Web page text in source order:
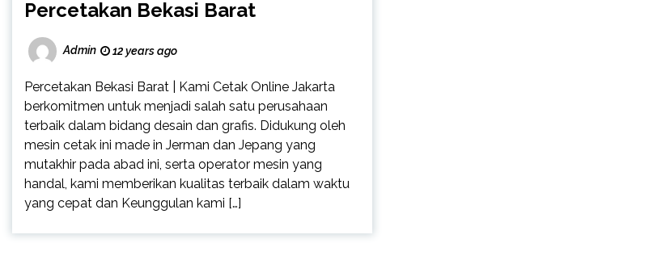
Percetakan Bekasi Barat
Admin 12 years ago
Percetakan Bekasi Barat | Kami Cetak Online Jakarta
berkomitmen untuk menjadi salah satu perusahaan
terbaik dalam bidang desain dan grafis. Didukung oleh
mesin cetak ini made in Jerman dan Jepang yang
mutakhir pada abad ini, serta operator mesin yang
handal, kami memberikan kualitas terbaik dalam waktu
yang cepat dan Keunggulan kami […]